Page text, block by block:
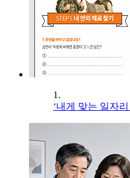
1.
‘내게 맞는 일자